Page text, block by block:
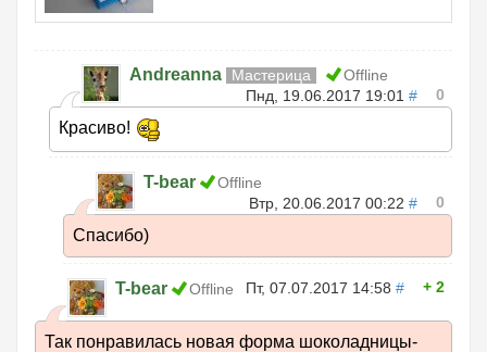
Andreanna Мастерица
Offline
Пнд, 19.06.2017 19:01 # 0
Красиво!
T-bear
Offline
Втр, 20.06.2017 00:22 # 0
Спасибо)
T-bear Offline Пт, 07.07.2017 14:58 # 2
Так понравилась новая форма шоколадницы-